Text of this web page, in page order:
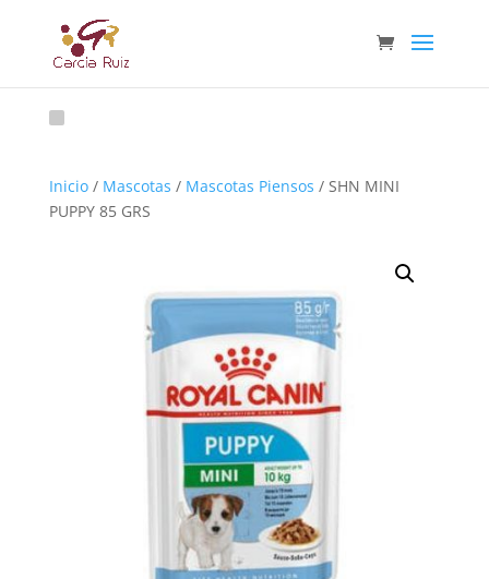
Inicio/ Mascotas / Mascotas Piensos / SHN MINI
PUPPY 85 GRS